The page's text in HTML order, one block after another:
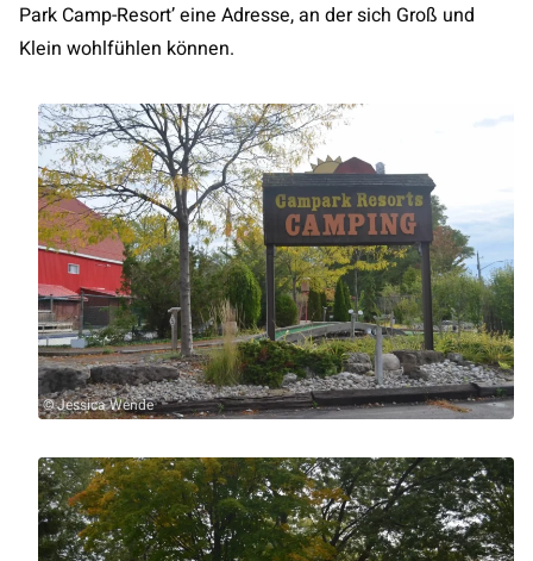
Park Camp-Resort’ eine Adresse, an der sich Groß und
Klein wohlfühlen können.
© Jessica Wende